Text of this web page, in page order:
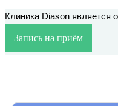
Клиника Diason является
Запись на приём